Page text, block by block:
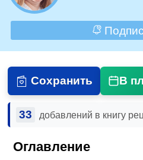
Сохранить В
33 добавлений в книгу
Оглавление